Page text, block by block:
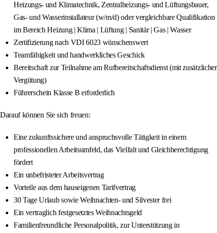
Heizungs- und Klimatechnik, Zentralheizungs- und Lüftungsbauer,
Gas- und Wasserinstallateur (w/m/d) oder vergleichbare Qualifikation
im Bereich Heizung | Klima | Lüftung | Sanitär | Gas | Wasser
Zertifizierung nach VDI 6023 wünschenswert
Teamfähigkeit und handwerkliches Geschick
Bereitschaft zur Teilnahme am Rufbereitschaftsdienst (mit zusätzlicher
Vergütung)
Führerschein Klasse B erforderlich
Darauf können Sie sich freuen:
Eine zukunftssichere und anspruchsvolle Tätigkeit in einem
professionellen Arbeitsumfeld, das Vielfalt und Gleichberechtigung
fördert
Ein unbefristeter Arbeitsvertrag
Vorteile aus dem hauseigenen Tarifvertrag
30 Tage Urlaub sowie Weihnachten- und Silvester frei
Ein vertraglich festgesetztes Weihnachtsgeld
Familienfreundliche Personalpolitik, zur Unterstützung in